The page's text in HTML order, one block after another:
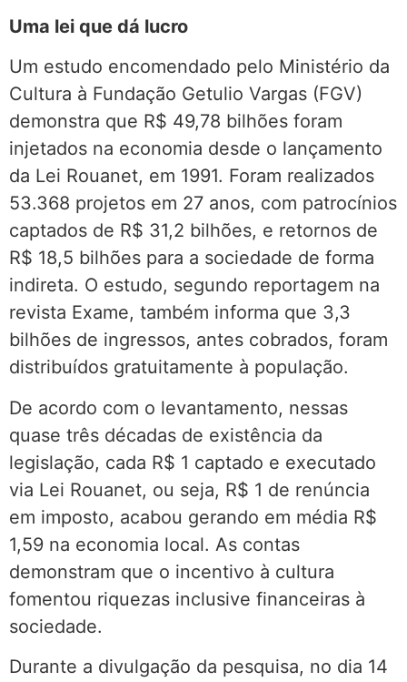
Uma lei que dá lucro
Um estudo encomendado pelo Ministério da
Cultura à Fundação Getulio Vargas (FGV)
demonstra que R$ 49,78 bilhões foram
injetados na economia desde o lançamento
da Lei Rouanet, em 1991. Foram realizados
53.368 projetos em 27 anos, com patrocínios
captados de R$ 31,2 bilhões, e retornos de
R$ 18,5 bilhões para a sociedade de forma
indireta. O estudo, segundo reportagem na
revista Exame, também informa que 3,3
bilhões de ingressos, antes cobrados, foram
distribuídos gratuitamente à população.
De acordo com o levantamento, nessas
quase três décadas de existência da
legislação, cada R$ 1 captado e executado
via Lei Rouanet, ou seja, R$ 1 de renúncia
em imposto, acabou gerando em média R$
1,59 na economia local. As contas
demonstram que o incentivo à cultura
fomentou riquezas inclusive financeiras à
sociedade.
Durante a divulgação da pesquisa, no dia 14